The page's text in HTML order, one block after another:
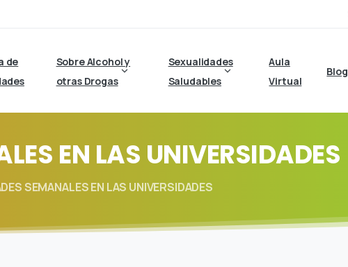
de
Sobre Alcohol y
otras Drogas
Sexualidades
Saludables
Aula
Virtual
Blog
EN LAS UNIVERSIDADES
SEMANALES EN LAS UNIVERSIDADES